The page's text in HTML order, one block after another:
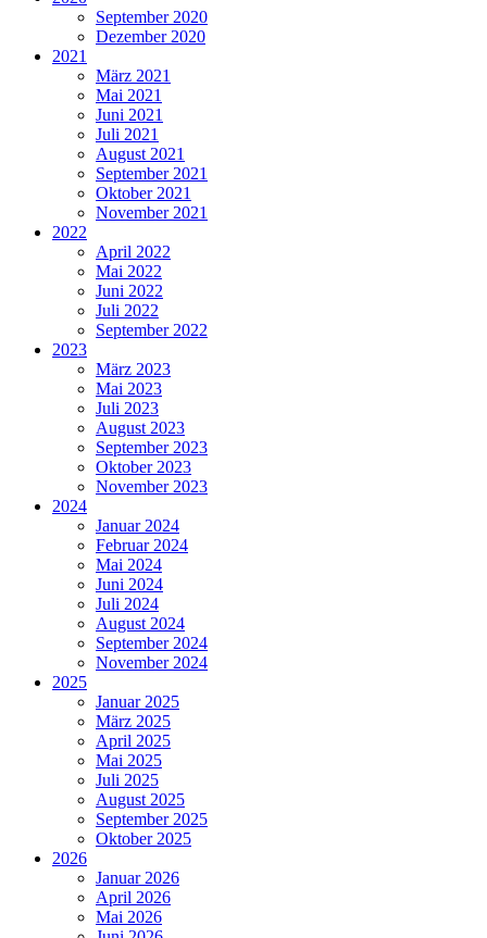
September 2020
Dezember 2020
2021
März 2021
Mai 2021
Juni 2021
Juli 2021
August 2021
September 2021
Oktober 2021
November 2021
2022
April 2022
Mai 2022
Juni 2022
Juli 2022
September 2022
2023
März 2023
Mai 2023
Juli 2023
August 2023
September 2023
Oktober 2023
November 2023
2024
Januar 2024
Februar 2024
Mai 2024
Juni 2024
Juli 2024
August 2024
September 2024
November 2024
2025
Januar 2025
März 2025
April 2025
Mai 2025
Juli 2025
August 2025
September 2025
Oktober 2025
2026
Januar 2026
April 2026
Mai 2026